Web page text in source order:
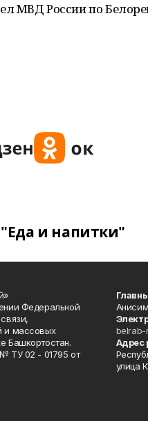
МВД России по
и напитки"
Федеральной
и массовых
Башкортостан.
ТУ 02 - 01795 от
belrab-
Адрес
улица